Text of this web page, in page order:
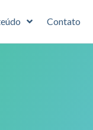
Contato